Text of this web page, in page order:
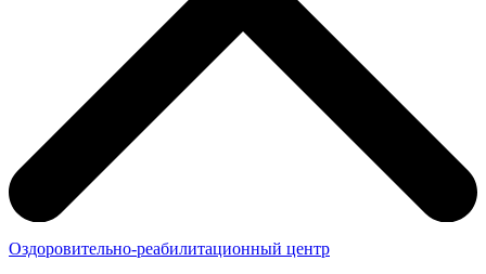
Оздоровительно-реабилитационный центр